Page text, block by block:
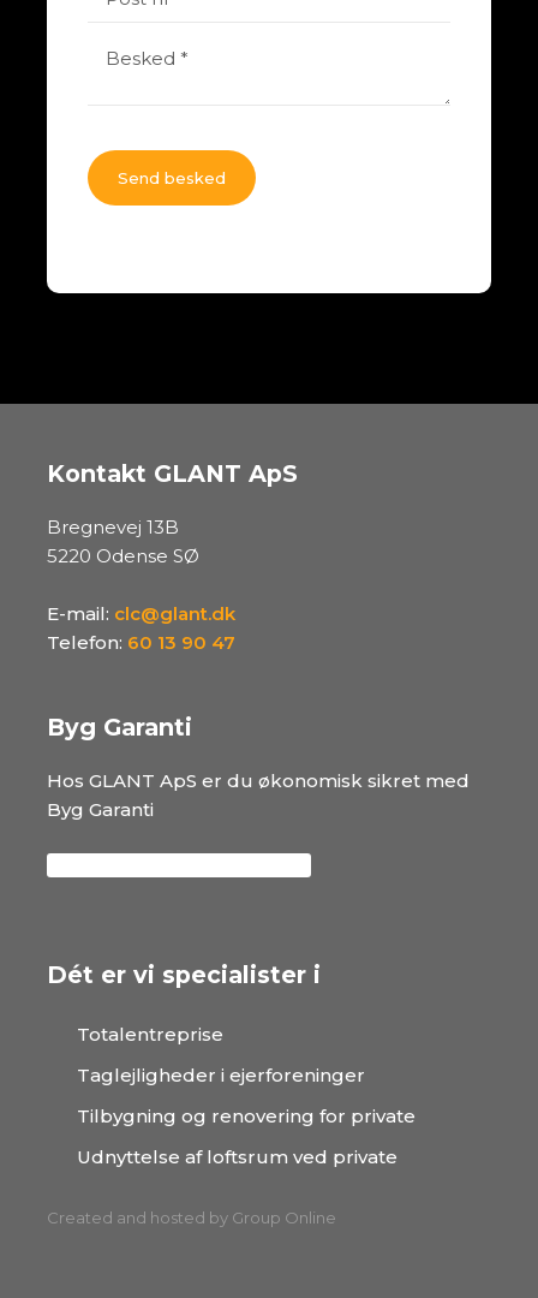
Kontakt GLANT ApS
Bregnevej 13B
5220 Odense SØ
E-mail: clc@glant.dk
Telefon: 60 13 90 47
Byg Garanti
​Hos GLANT ApS er du økonomisk sikret med
Byg Garanti
Dét er vi specialister i
Totalentreprise
Taglejligheder i ejerforeninger​​​
Tilbygning og renovering for private
Udnyttelse af loftsrum ved private
Created and hosted by Group Online